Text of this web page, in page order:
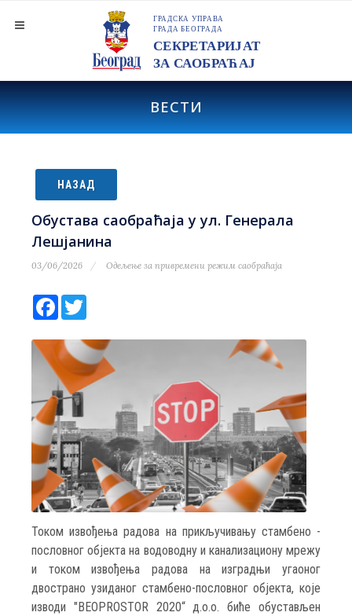
ВЕСТИ
НАЗАД
Обустава саобраћаја у ул. Генерала
Лешјанина
03/06/2026 Одељење за привремени режим саобраћаја
Facebook
Током извођења радова на прикључивању стамбено -
пословног објекта на водоводну и канализациону мрежу
и током извођења радова на изградњи угаоног
двострано узиданог стамбено-пословног објекта, које
изводи "BEOPROSTOR 2020“ д.о.о. биће обустављен